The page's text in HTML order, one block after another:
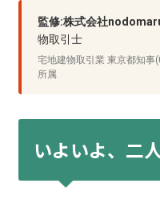
監修:株式会社
物取引士
宅地建物取引業 東京都知
所属
いよいよ、二